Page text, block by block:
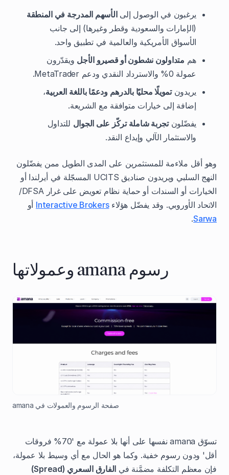
يرغبون في الوصول إلىالأسهم المدرجة في المنطقة
(الإمارات والسعودية وقطر وغيرها) إلى جانب
الأسواق الأمريكية والعالمية في تطبيق واحد.
هم متداولون نشطون أو قصيرو الأجل ويقدّرون
عمولة 0% والاسترداد النقدي ودعم MetaTrader.
يريدونتمويلًا محليًا بالدرهم ودعمًا باللغة العربية،
إضافة إلى خيارات متوافقة مع الشريعة.
يفضّلونتجربة شاملة تركّز على الجوال للتداول
والاستثمار الآلي وإيداع النقد.
وهو أقل ملاءمة للمستثمرين على المدى الطويل ممن يفضّلون
النهج السلبي ويريدون صناديق UCITS المسجّلة في أيرلندا أو
الخيارات أو السندات أو حماية نظام تعويض على غرار DFSA/
الاتحاد الأوروبي. وقد يفضّل هؤلاءInteractive Brokers أو
Sarwa
.
رسوم amana وعمولاتها
صفحة الرسوم والعمولات في amana
تسوّق amana نفسها على أنها بلا عمولة مع '70% فروقات
أقل' ودون رسوم خفية. وكما هو الحال مع أي وسيط بلا عمولة،
فإن معظم التكلفة مضمَّنة في الفارق السعري (Spread)